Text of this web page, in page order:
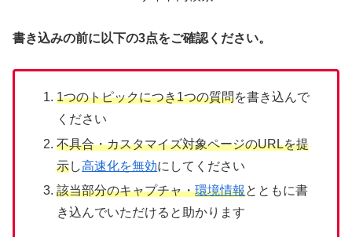
書き込みの前に以下の3点をご確認ください。
1つのトピックにつき1つの質問を書き込んで
ください
不具合・カスタマイズ対象ページのURLを提
示し高速化を無効にしてください
該当部分のキャプチャ・環境情報とともに書
き込んでいただけると助かります